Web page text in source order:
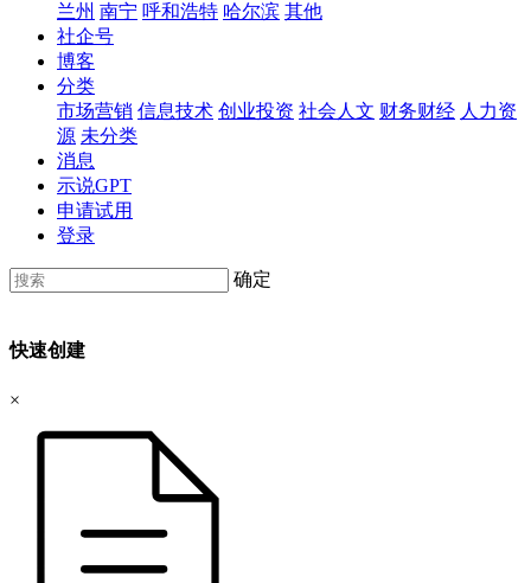
兰州 南宁 呼和浩特 哈尔滨 其他
社企号
博客
分类
市场营销 信息技术 创业投资 社会人文 财务财经 人力资
源 未分类
消息
示说GPT
申请试用
登录
确定
快速创建
×